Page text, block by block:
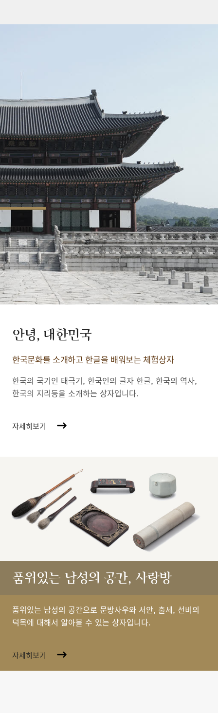
안녕, 대한민국
한국문화를 소개하고 한글을 배워보는 체험상자
한국의 국기인 태극기, 한국인의 글자 한글, 한국의 역사,
한국의 지리등을 소개하는 상자입니다.
자세히보기
품위있는 남성의 공간, 사랑방
품위있는 남성의 공간으로 문방사우와 서안, 출세, 선비의
덕목에 대해서 알아볼 수 있는 상자입니다.
자세히보기